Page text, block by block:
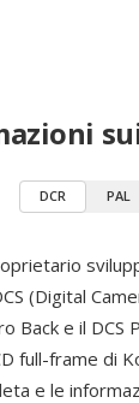
DCR PAL
(Digital
Back e il
full-frame di
e le